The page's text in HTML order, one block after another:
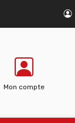
Mon compte